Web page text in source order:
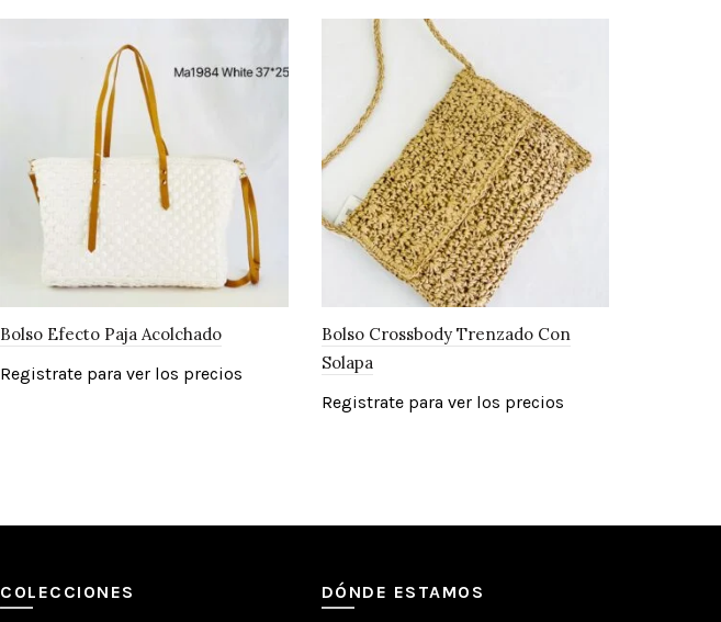
Bolso Efecto Paja Acolchado
Registrate para ver los precios
Bolso Crossbody Trenzado Con
Solapa
Registrate para ver los precios
COLECCIONES DÓNDE ESTAMOS